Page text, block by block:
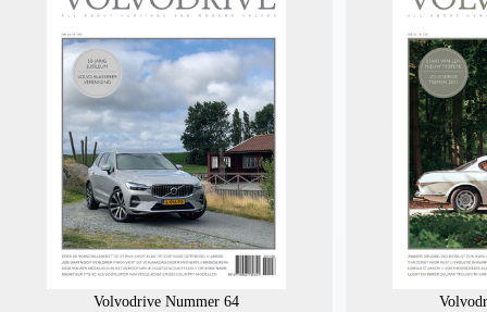
Volvodrive Nummer 64